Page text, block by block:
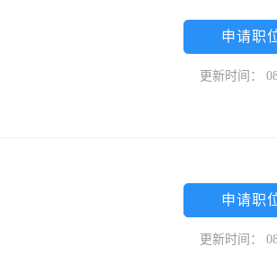
申请职
更新时间：
申请职
更新时间：